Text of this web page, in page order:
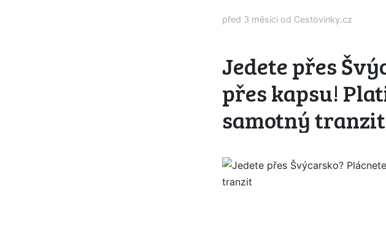
před 3 měsíci od Cestovinky.cz
Jedete přes
přes kapsu!
samotný tranzit